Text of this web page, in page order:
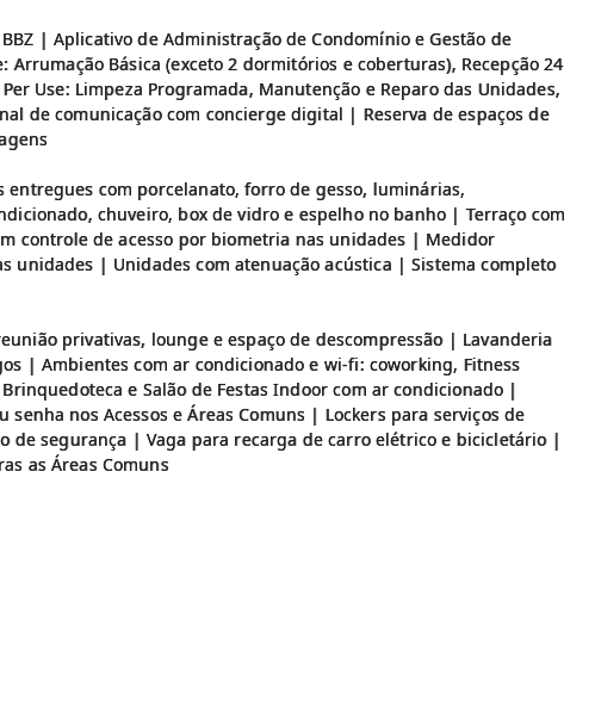
| Aplicativo de Administração de Condomínio e Gestão de
Básica (exceto 2 dormitórios e coberturas), Recepção 24
Use: Limpeza Programada, Manutenção e Reparo das Unidades,
de comunicação com concierge digital | Reserva de espaços de
com porcelanato, forro de gesso, luminárias,
chuveiro, box de vidro e espelho no banho | Terraço com
controle de acesso por biometria nas unidades | Medidor
unidades | Unidades com atenuação acústica | Sistema completo
privativas, lounge e espaço de descompressão | Lavanderia
| Ambientes com ar condicionado e wi-fi: coworking, Fitness
e Salão de Festas Indoor com ar condicionado |
nos Acessos e Áreas Comuns | Lockers para serviços de
de segurança | Vaga para recarga de carro elétrico e bicicletário |
as Áreas Comuns